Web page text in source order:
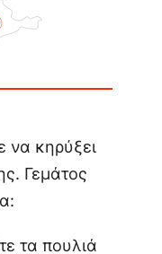
να κηρύξει
Γεμάτος
τα πουλιά